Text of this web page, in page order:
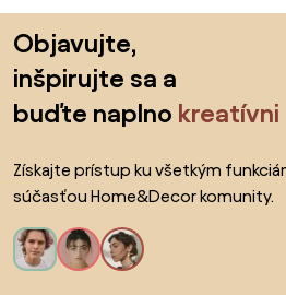
Objavujte,
inšpirujte sa a
buďte naplno kreatívni
Získajte prístup ku všetkým
súčasťou Home&Decor komunity.